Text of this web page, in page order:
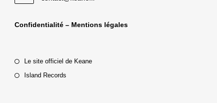
Confidentialité – Mentions légales
Le site officiel de Keane
Island Records